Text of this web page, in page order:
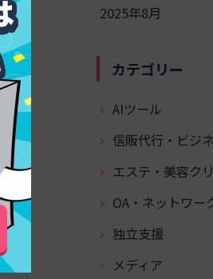
2025年8月
カテゴリー
AIツール
信販代行・ビジ
エステ・美容ク
OA・ネットワー
独立支援
メディア